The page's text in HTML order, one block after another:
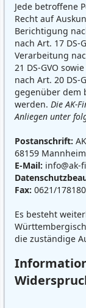
Jede betroffene
Recht auf
Berichtigung
nach Art. 17 DS-
Verarbeitung
21 DS-GVO
nach Art. 20 DS-
gegenüber dem
werden. Die AK-
Anliegen unter
Postanschrift:
68159 Mannheim
E-Mail: info@ak-
Fax: 0621/
Es besteht
die zuständige